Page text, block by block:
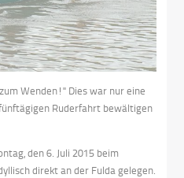
Wenden!" Dies war nur eine
Ruderfahrt bewältigen
den 6. Juli 2015 beim
direkt an der Fulda gelegen.